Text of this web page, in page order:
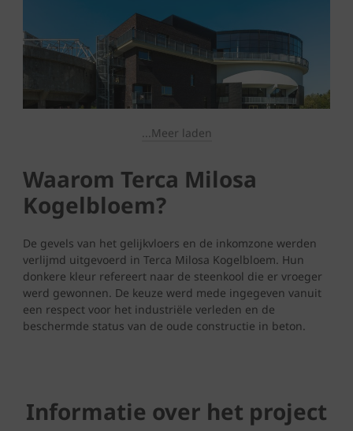
...Meer laden
Waarom Terca Milosa
Kogelbloem?
De gevels van het gelijkvloers en de inkomzone werden
verlijmd uitgevoerd in Terca Milosa Kogelbloem. Hun
donkere kleur refereert naar de steenkool die er vroeger
werd gewonnen. De keuze werd mede ingegeven vanuit
een respect voor het industriële verleden en de
beschermde status van de oude constructie in beton.
Informatie over het project